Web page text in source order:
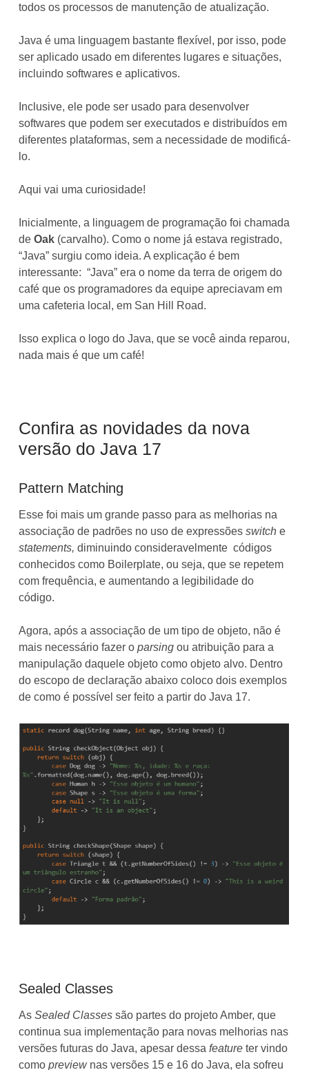
todos os processos de manutenção de atualização.
Java é uma linguagem bastante flexível, por isso, pode
ser aplicado usado em diferentes lugares e situações,
incluindo softwares e aplicativos.
Inclusive, ele pode ser usado para desenvolver
softwares que podem ser executados e distribuídos em
diferentes plataformas, sem a necessidade de modificá-
lo.
Aqui vai uma curiosidade!
Inicialmente, a linguagem de programação foi chamada
de Oak (carvalho). Como o nome já estava registrado,
“Java” surgiu como ideia. A explicação é bem
interessante: “Java” era o nome da terra de origem do
café que os programadores da equipe apreciavam em
uma cafeteria local, em San Hill Road.
Isso explica o logo do Java, que se você ainda reparou,
nada mais é que um café!
Confira as novidades da nova
versão do Java 17
Pattern Matching
Esse foi mais um grande passo para as melhorias na
associação de padrões no uso de expressões switch e
statements, diminuindo consideravelmente códigos
conhecidos como Boilerplate, ou seja, que se repetem
com frequência, e aumentando a legibilidade do
código.
Agora, após a associação de um tipo de objeto, não é
mais necessário fazer o parsing ou atribuição para a
manipulação daquele objeto como objeto alvo. Dentro
do escopo de declaração abaixo coloco dois exemplos
de como é possível ser feito a partir do Java 17.
Sealed Classes
As Sealed Classes são partes do projeto Amber, que
continua sua implementação para novas melhorias nas
versões futuras do Java, apesar dessa feature ter vindo
como previewnas versões 15 e 16 do Java, ela sofreu